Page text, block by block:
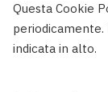
Questa Cookie
indicata in alto.